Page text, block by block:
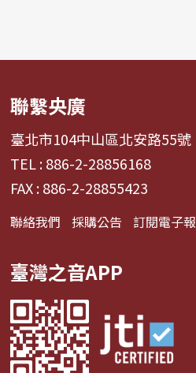
聯繫央廣
臺北市104中山區北安路55號
TEL : 886-2-28856168
FAX : 886-2-28855423
聯絡我們 採購公告 訂閱電子報
臺灣之音APP